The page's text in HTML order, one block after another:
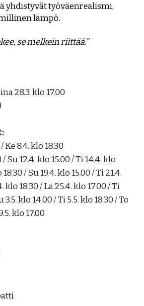
yhdistyvät työväenrealismi,
lämpö.
se melkein riittää.”
28.3. klo 17.00
Ke 8.4. klo 18.30
12.4. klo 15.00 / Ti 14.4. klo
/ Su 19.4. klo 15.00 / Ti 21.4.
klo 18.30 / La 25.4. klo 17.00 / Ti
3.5. klo 14.00 / Ti 5.5. klo 18.30 / To
klo 17.00